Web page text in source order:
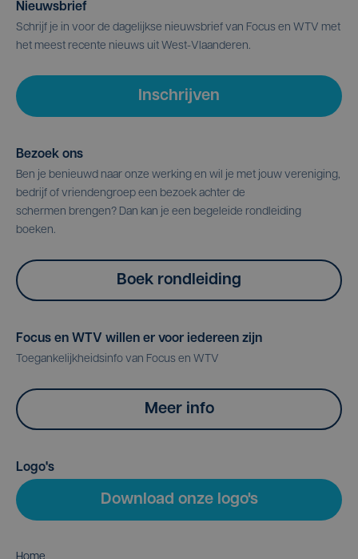
Nieuwsbrief
Schrijf je in voor de dagelijkse nieuwsbrief van Focus en WTV met
het meest recente nieuws uit West-Vlaanderen.
Inschrijven
Bezoek ons
Ben je benieuwd naar onze werking en wil je met jouw vereniging,
bedrijf of vriendengroep een bezoek achter de
schermen brengen? Dan kan je een begeleide rondleiding
boeken.
Boek rondleiding
Focus en WTV willen er voor iedereen zijn
Toegankelijkheidsinfo van Focus en WTV
Meer info
Logo's
Download onze logo's